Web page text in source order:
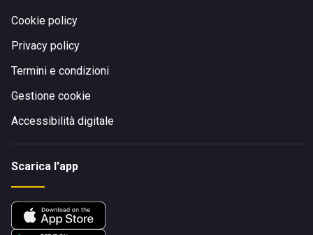
Cookie policy
Privacy policy
Termini e condizioni
Gestione cookie
Accessibilità digitale
Scarica l'app